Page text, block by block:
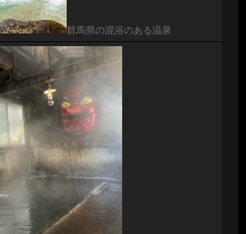
群馬県の混浴のある温泉